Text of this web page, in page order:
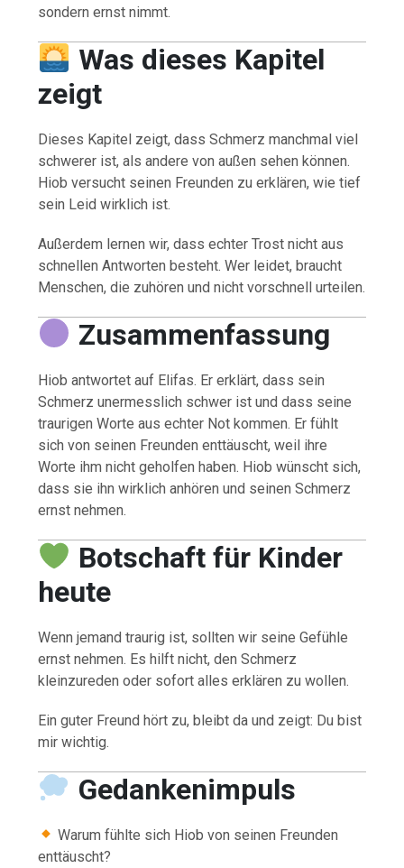
sondern ernst nimmt.
Was dieses Kapitel
zeigt
Dieses Kapitel zeigt, dass Schmerz manchmal viel
schwerer ist, als andere von außen sehen können.
Hiob versucht seinen Freunden zu erklären, wie tief
sein Leid wirklich ist.
Außerdem lernen wir, dass echter Trost nicht aus
schnellen Antworten besteht. Wer leidet, braucht
Menschen, die zuhören und nicht vorschnell urteilen.
Zusammenfassung
Hiob antwortet auf Elifas. Er erklärt, dass sein
Schmerz unermesslich schwer ist und dass seine
traurigen Worte aus echter Not kommen. Er fühlt
sich von seinen Freunden enttäuscht, weil ihre
Worte ihm nicht geholfen haben. Hiob wünscht sich,
dass sie ihn wirklich anhören und seinen Schmerz
ernst nehmen.
Botschaft für Kinder
heute
Wenn jemand traurig ist, sollten wir seine Gefühle
ernst nehmen. Es hilft nicht, den Schmerz
kleinzureden oder sofort alles erklären zu wollen.
Ein guter Freund hört zu, bleibt da und zeigt: Du bist
mir wichtig.
Gedankenimpuls
Warum fühlte sich Hiob von seinen Freunden
enttäuscht?